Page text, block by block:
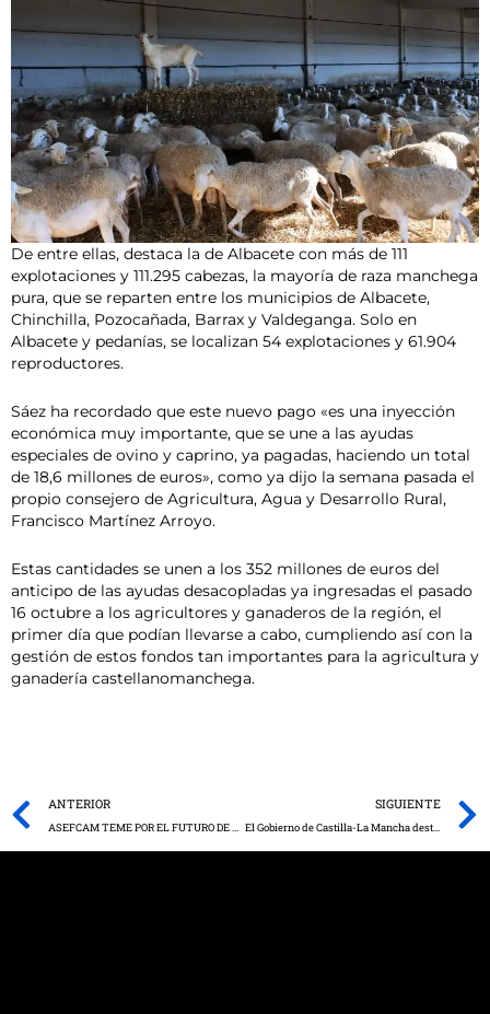
De entre ellas, destaca la de Albacete con más de 111
explotaciones y 111.295 cabezas, la mayoría de raza manchega
pura, que se reparten entre los municipios de Albacete,
Chinchilla, Pozocañada, Barrax y Valdeganga. Solo en
Albacete y pedanías, se localizan 54 explotaciones y 61.904
reproductores.
Sáez ha recordado que este nuevo pago «es una inyección
económica muy importante, que se une a las ayudas
especiales de ovino y caprino, ya pagadas, haciendo un total
de 18,6 millones de euros», como ya dijo la semana pasada el
propio consejero de Agricultura, Agua y Desarrollo Rural,
Francisco Martínez Arroyo.
Estas cantidades se unen a los 352 millones de euros del
anticipo de las ayudas desacopladas ya ingresadas el pasado
16 octubre a los agricultores y ganaderos de la región, el
primer día que podían llevarse a cabo, cumpliendo así con la
gestión de estos fondos tan importantes para la agricultura y
ganadería castellanomanchega.
Prev
ANTERIOR
ASEFCAM TEME POR EL FUTURO DE LA ECONOMÍA FORESTAL EN CASTILLA-LA MANCHA
SIGUIENTE
El Gobierno de Castilla-La Mancha destina 6,8 millones de euros en 2020 para la protección y conservación de su medio natural